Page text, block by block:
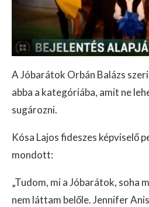
A Jóbarátok Orbán Balázs
abba a kategóriába, amit ne
sugározni.
Kósa Lajos fideszes képviselő
mondott:
„Tudom, mi a Jóbarátok, soha
nem láttam belőle. Jennifer